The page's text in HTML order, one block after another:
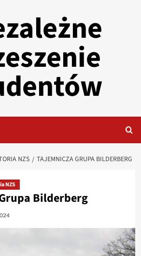
NZS TAJEMNICZA GRUPA BILDERBERG
NZS
Bilderberg